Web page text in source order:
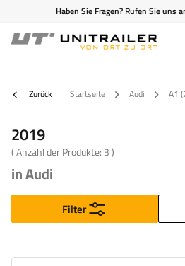
Haben Sie Fragen? Rufen Sie uns
Zurück Startseite Audi A1
2019
( Anzahl der Produkte: 3)
in Audi
Filter